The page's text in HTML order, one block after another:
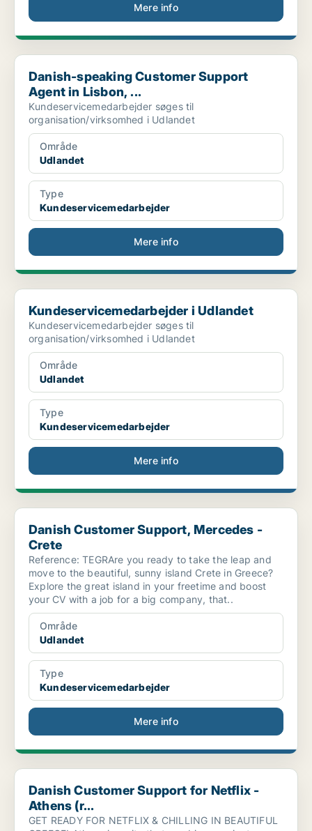
Mere info
Danish-speaking Customer Support Agent in Lisbon, ...
Danish-speaking Customer Support
Agent in Lisbon, ...
Kundeservicemedarbejder søges til
organisation/virksomhed i Udlandet
Område
Udlandet
Type
Kundeservicemedarbejder
Mere info
Kundeservicemedarbejder i Udlandet
Kundeservicemedarbejder i Udlandet
Kundeservicemedarbejder søges til
organisation/virksomhed i Udlandet
Område
Udlandet
Type
Kundeservicemedarbejder
Mere info
Danish Customer Support, Mercedes - Crete
Danish Customer Support, Mercedes -
Crete
Reference: TEGRAre you ready to take the leap and
move to the beautiful, sunny island Crete in Greece?
Explore the great island in your freetime and boost
your CV with a job for a big company, that..
Område
Udlandet
Type
Kundeservicemedarbejder
Mere info
Danish Customer Support for Netflix - Athens (r...
Danish Customer Support for Netflix -
Athens (r...
GET READY FOR NETFLIX & CHILLING IN BEAUTIFUL